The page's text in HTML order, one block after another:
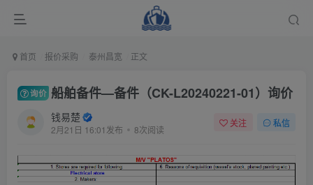
首页 报价采购 泰州昌宽 正文
询价 船舶备件—备件（CK-L20240221-01）询价
钱易楚
2月21日 16:01发布 8次阅读
关注 私信